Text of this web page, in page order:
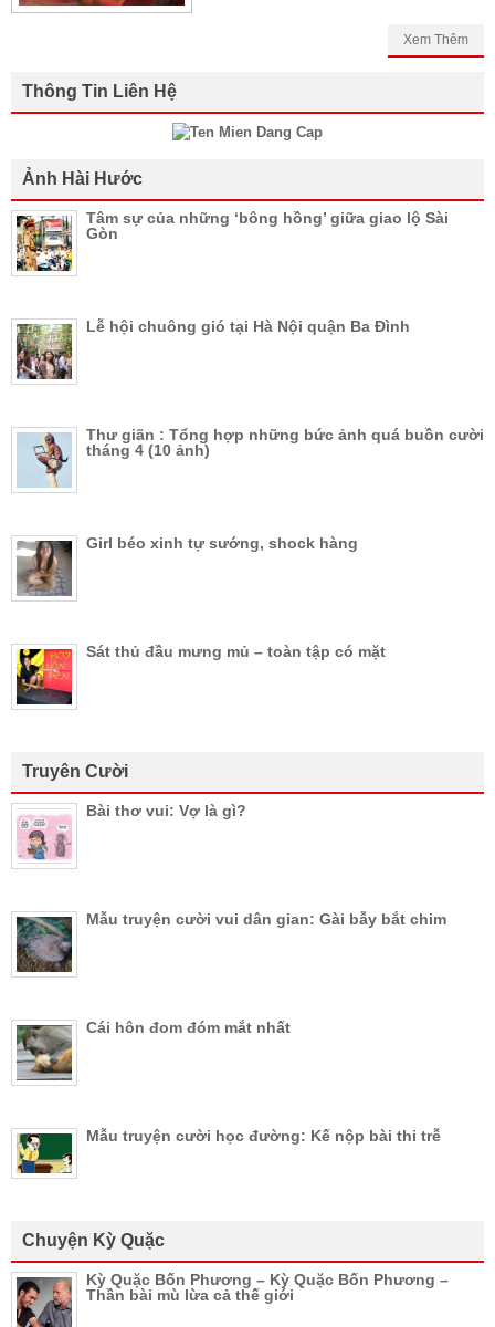
Xem Thêm
Thông Tin Liên Hệ
Ảnh Hài Hước
Tâm sự của những ‘bông hồng’ giữa giao lộ Sài
Gòn
Lễ hội chuông gió tại Hà Nội quận Ba Đình
Thư giãn : Tổng hợp những bức ảnh quá buồn cười
tháng 4 (10 ảnh)
Girl béo xinh tự sướng, shock hàng
Sát thủ đầu mưng mủ – toàn tập có mặt
Truyên Cười
Bài thơ vui: Vợ là gì?
Mẫu truyện cười vui dân gian: Gài bẫy bắt chim
Cái hôn đom đóm mắt nhất
Mẫu truyện cười học đường: Kế nộp bài thi trễ
Chuyện Kỳ Quặc
Kỳ Quặc Bốn Phương – Kỳ Quặc Bốn Phương –
Thần bài mù lừa cả thế giới